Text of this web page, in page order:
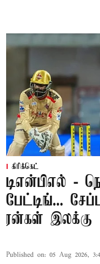
கிரிக்கெட்
டிஎன்பிஎல் -
பேட்டிங்...
ரன்கள் இலக்கு
Published on: 05 Aug 2026,